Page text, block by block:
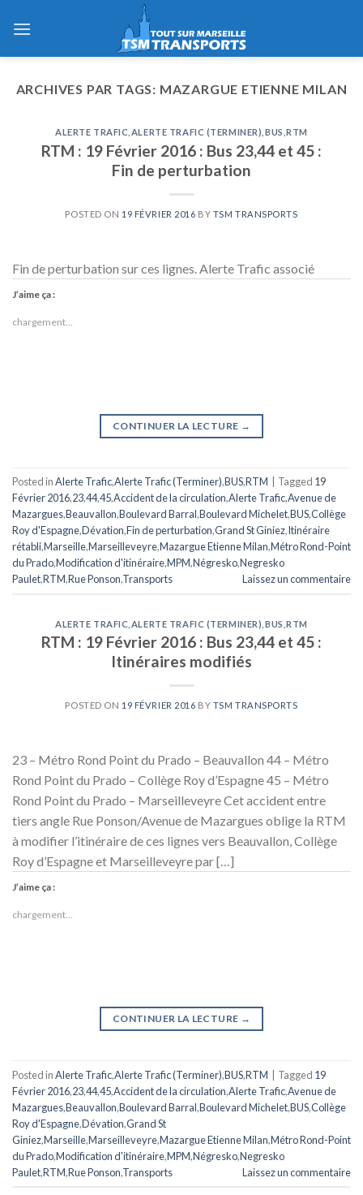
ARCHIVES PAR TAGS: MAZARGUE ETIENNE MILAN
ALERTE TRAFIC ALERTE TRAFIC (TERMINER) BUS ,RTM
RTM : 19 Février 2016 : Bus 23,44 et 45 :
Fin de perturbation
POSTED ON 19 FÉVRIER 2016 BY TSM TRANSPORTS
Fin de perturbation sur ces lignes. Alerte Trafic associé
J’aime ça :
chargement…
CONTINUER LA LECTURE →
Posted inAlerte Trafic,Alerte Trafic (Terminer),BUS,RTM Tagged 19
Février 2016,23,44,45,Accident de la circulation,Alerte Trafic,Avenue de
Mazargues,Beauvallon,Boulevard Barral,Boulevard Michelet,BUS,Collège
Roy d'Espagne,Dévation,Fin de perturbation,Grand St Giniez,Itinéraire
rétabli,Marseille,Marseilleveyre,Mazargue Etienne Milan,Métro Rond-Point
du Prado,Modification d'itinéraire,MPM,Négresko,Negresko
Paulet,RTM,Rue Ponson,Transports Laissez un commentaire
ALERTE TRAFIC ALERTE TRAFIC (TERMINER) BUS ,RTM
RTM : 19 Février 2016 : Bus 23,44 et 45 :
Itinéraires modifiés
POSTED ON 19 FÉVRIER 2016 BY TSM TRANSPORTS
23 – Métro Rond Point du Prado – Beauvallon 44 – Métro
Rond Point du Prado – Collège Roy d’Espagne 45 – Métro
Rond Point du Prado – Marseilleveyre Cet accident entre
tiers angle Rue Ponson/Avenue de Mazargues oblige la RTM
à modifier l’itinéraire de ces lignes vers Beauvallon, Collège
Roy d’Espagne et Marseilleveyre par […]
J’aime ça :
chargement…
CONTINUER LA LECTURE →
Posted inAlerte Trafic,Alerte Trafic (Terminer),BUS,RTM Tagged 19
Février 2016,23,44,45,Accident de la circulation,Alerte Trafic,Avenue de
Mazargues,Beauvallon,Boulevard Barral,Boulevard Michelet,BUS,Collège
Roy d'Espagne,Dévation,Grand St
Giniez,Marseille,Marseilleveyre,Mazargue Etienne Milan,Métro Rond-Point
du Prado,Modification d'itinéraire,MPM,Négresko,Negresko
Paulet,RTM,Rue Ponson,Transports Laissez un commentaire